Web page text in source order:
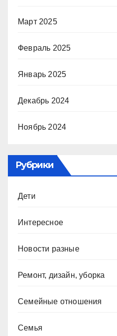
Март 2025
Февраль 2025
Январь 2025
Декабрь 2024
Ноябрь 2024
Рубрики
Дети
Интересное
Новости разные
Ремонт, дизайн, уборка
Семейные отношения
Семья